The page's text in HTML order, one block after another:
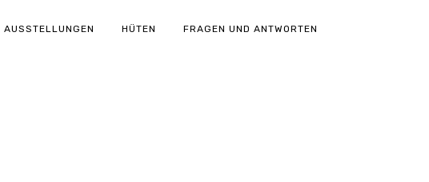
AUSSTELLUNGEN HÜTEN FRAGEN UND ANTWORTEN